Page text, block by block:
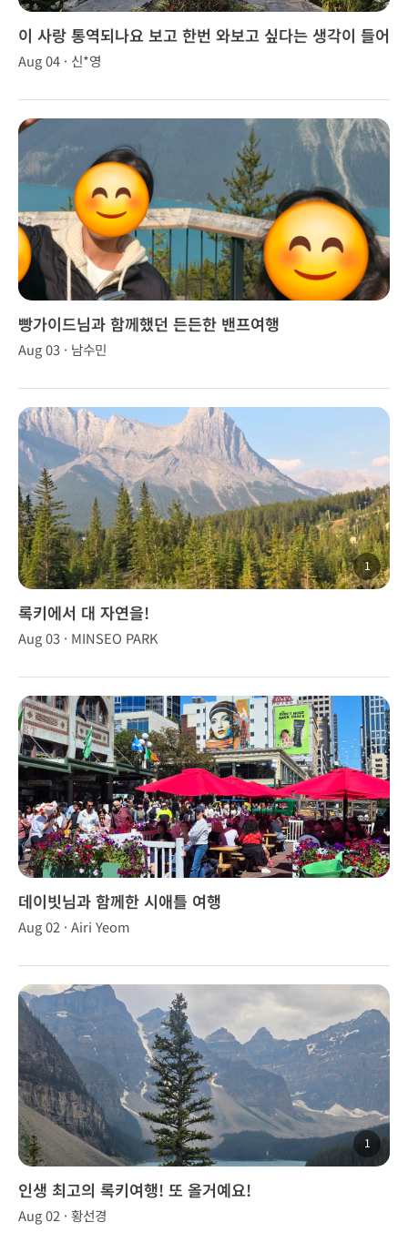
이 사랑 통역되나요 보고 한번 와보고 싶다는 생각이 들어
서 여름휴가차원에서 캐나다 방문
Aug 04 · 신*영
빵가이드님과 함께했던 든든한 밴프여행
Aug 03 · 남수민
1
록키에서 대 자연을!
Aug 03 · MINSEO PARK
데이빗님과 함께한 시애틀 여행
Aug 02 · Airi Yeom
1
인생 최고의 록키여행! 또 올거예요!
Aug 02 · 황선경